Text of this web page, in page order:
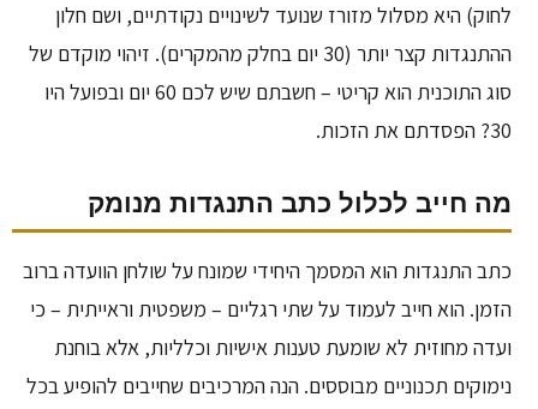
לחוק) היא מסלול מזורז שנועד לשינויים נקודתיים, ושם חלון
ההתנגדות קצר יותר (30 יום בחלק מהמקרים). זיהוי מוקדם של
סוג התוכנית הוא קריטי – חשבתם שיש לכם 60 יום ובפועל היו
30? הפסדתם את הזכות.
מה חייב לכלול כתב התנגדות מנומק
כתב התנגדות הוא המסמך היחידי שמונח על שולחן הוועדה ברוב
הזמן. הוא חייב לעמוד על שתי רגליים – משפטית וראייתית – כי
ועדה מחוזית לא שומעת טענות אישיות וכלליות, אלא בוחנת
נימוקים תכנוניים מבוססים. הנה המרכיבים שחייבים להופיע בכל